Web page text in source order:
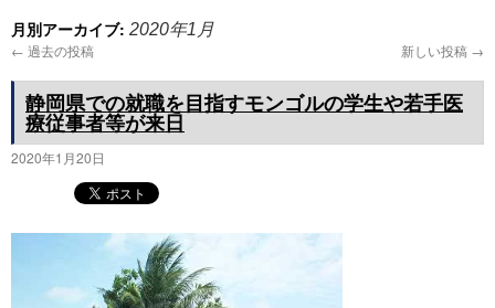
ン
ツ
へ
月別アーカイブ: 2020年1月
← 過去の投稿 新しい投稿 →
静岡県での就職を目指すモンゴルの学生や若手医
療従事者等が来日
2020年1月20日